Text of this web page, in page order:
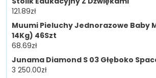
121.89zł
Muumi Pieluchy Jednorazowe Baby
14Kg) 46Szt
68.69zł
Junama Diamond S 03 Głęboko
3 250.00zł